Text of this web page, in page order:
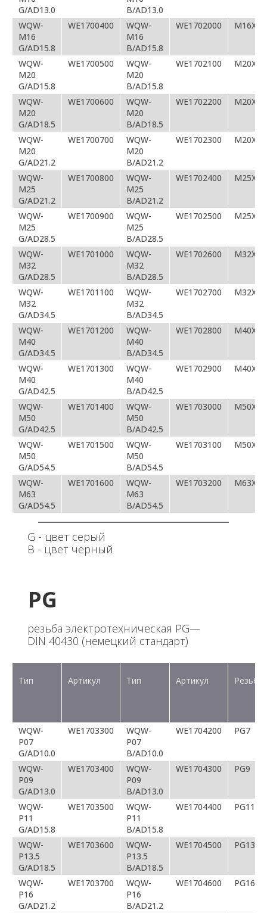
G/AD13.0
B/AD13.0
WQW-
M16
G/AD15.8
WE1700400
WQW-
M16
B/AD15.8
WE1702000 M16X1.5
WQW-
M20
G/AD15.8
WE1700500
WQW-
M20
B/AD15.8
WE1702100 M20X1.5
WQW-
M20
G/AD18.5
WE1700600
WQW-
M20
B/AD18.5
WE1702200 M20X1.5
WQW-
M20
G/AD21.2
WE1700700
WQW-
M20
B/AD21.2
WE1702300 M20X1.5
WQW-
M25
G/AD21.2
WE1700800
WQW-
M25
B/AD21.2
WE1702400 M25X1.5
WQW-
M25
G/AD28.5
WE1700900
WQW-
M25
B/AD28.5
WE1702500 M25X1.5
WQW-
M32
G/AD28.5
WE1701000
WQW-
M32
B/AD28.5
WE1702600 M32X1.5
WQW-
M32
G/AD34.5
WE1701100
WQW-
M32
B/AD34.5
WE1702700 M32X1.5
WQW-
M40
G/AD34.5
WE1701200
WQW-
M40
B/AD34.5
WE1702800 M40X1.5
WQW-
M40
G/AD42.5
WE1701300
WQW-
M40
B/AD42.5
WE1702900 M40X1.5
WQW-
M50
G/AD42.5
WE1701400
WQW-
M50
B/AD42.5
WE1703000 M50X1.5
WQW-
M50
G/AD54.5
WE1701500
WQW-
M50
B/AD54.5
WE1703100 M50X1.5
WQW-
M63
G/AD54.5
WE1701600
WQW-
M63
B/AD54.5
WE1703200 M63X1.5
PG
резьба электротехническая PG—
DIN 40430 (немецкий стандарт)
G - цвет серый
В - цвет черный
Тип Артикул Тип Артикул Резьба
WQW-
P07
G/AD10.0
WE1703300
WQW-
P07
B/AD10.0
WE1704200 PG7
WQW-
P09
G/AD13.0
WE1703400
WQW-
P09
B/AD13.0
WE1704300 PG9
WQW-
P11
G/AD15.8
WE1703500
WQW-
P11
B/AD15.8
WE1704400 PG11
WQW-
P13.5
G/AD18.5
WE1703600
WQW-
P13.5
B/AD18.5
WE1704500 PG13.5
WQW-
P16
G/AD21.2
WE1703700
WQW-
P16
B/AD21.2
WE1704600 PG16